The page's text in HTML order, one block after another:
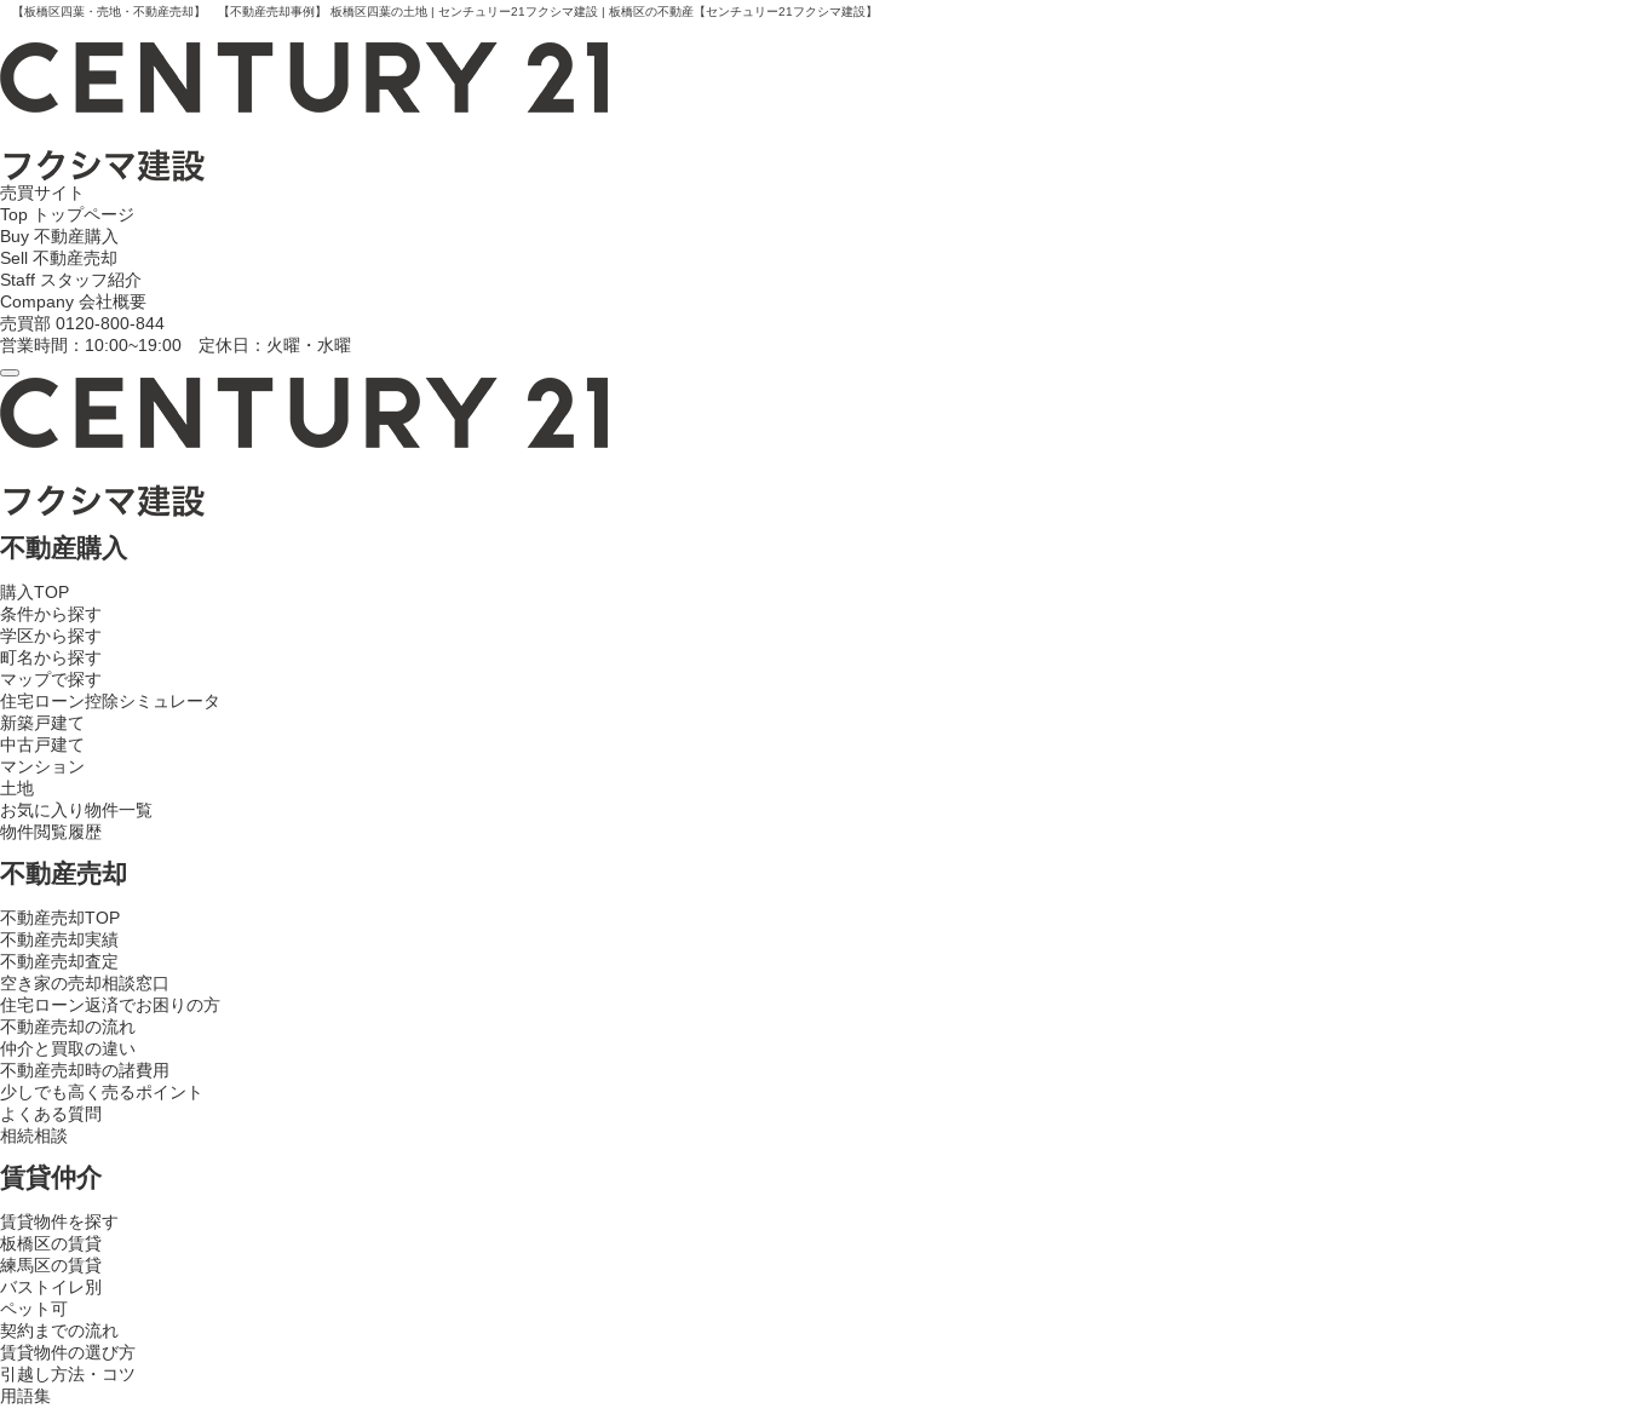
【板橋区四葉・売地・不動産売却】 【不動産売却事例】 板橋区四葉の土地 | センチュリー21フクシマ建設 | 板橋区の不動産【センチュリー21フクシマ建設】
売買サイト
Top トップページ
Buy 不動産購入
Sell 不動産売却
Staff スタッフ紹介
Company 会社概要
売買部 0120-800-844
営業時間：10:00~19:00 定休日：火曜・水曜
不動産購入
購入TOP
条件から探す
学区から探す
町名から探す
マップで探す
住宅ローン控除シミュレータ
新築戸建て
中古戸建て
マンション
土地
お気に入り物件一覧
物件閲覧履歴
不動産売却
不動産売却TOP
不動産売却実績
不動産売却査定
空き家の売却相談窓口
住宅ローン返済でお困りの方
不動産売却の流れ
仲介と買取の違い
不動産売却時の諸費用
少しでも高く売るポイント
よくある質問
相続相談
賃貸仲介
賃貸物件を探す
板橋区の賃貸
練馬区の賃貸
バストイレ別
ペット可
契約までの流れ
賃貸物件の選び方
引越し方法・コツ
用語集